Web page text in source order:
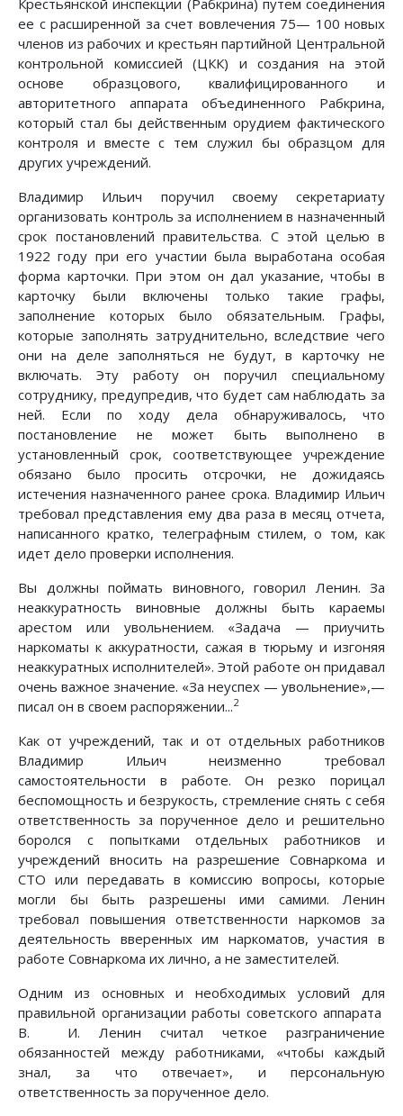
Крестьянской инспекции (Рабкрина) путем соединения
ее с расширенной за счет вовлечения 75— 100 новых
членов из рабочих и крестьян партийной Центральной
контрольной комиссией (ЦКК) и создания на этой
основе образцового, квалифицированного и
авторитетного аппарата объединенного Рабкрина,
который стал бы действенным орудием фактического
контроля и вместе с тем служил бы образцом для
других учреждений.
Владимир Ильич поручил своему секретариату
организовать контроль за исполнением в назначенный
срок постановлений правительства. С этой целью в
1922 году при его участии была выработана особая
форма карточки. При этом он дал указание, чтобы в
карточку были включены только такие графы,
заполнение которых было обязательным. Графы,
которые заполнять затруднительно, вследствие чего
они на деле заполняться не будут, в карточку не
включать. Эту работу он поручил специальному
сотруднику, предупредив, что будет сам наблюдать за
ней. Если по ходу дела обнаруживалось, что
постановление не может быть выполнено в
установленный срок, соответствующее учреждение
обязано было просить отсрочки, не дожидаясь
истечения назначенного ранее срока. Владимир Ильич
требовал представления ему два раза в месяц отчета,
написанного кратко, телеграфным стилем, о том, как
идет дело проверки исполнения.
Вы должны поймать виновного, говорил Ленин. За
неаккуратность виновные должны быть караемы
арестом или увольнением. «Задача — приучить
наркоматы к аккуратности, сажая в тюрьму и изгоняя
неаккуратных исполнителей». Этой работе он придавал
очень важное значение. «За неуспех — увольнение»,—
писал он в своем распоряжении...2
Как от учреждений, так и от отдельных работников
Владимир Ильич неизменно требовал
самостоятельности в работе. Он резко порицал
беспомощность и безрукость, стремление снять с себя
ответственность за порученное дело и решительно
боролся с попытками отдельных работников и
учреждений вносить на разрешение Совнаркома и
СТО или передавать в комиссию вопросы, которые
могли бы быть разрешены ими самими. Ленин
требовал повышения ответственности наркомов за
деятельность вверенных им наркоматов, участия в
работе Совнаркома их лично, а не заместителей.
Одним из основных и необходимых условий для
правильной организации работы советского аппарата
В. И. Ленин считал четкое разграничение
обязанностей между работниками, «чтобы каждый
знал, за что отвечает», и персональную
ответственность за порученное дело.